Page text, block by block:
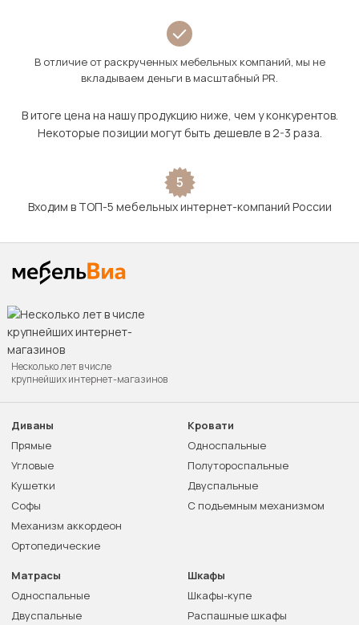
В отличие от раскрученных мебельных компаний, мы не
вкладываем деньги в масштабный PR.
В итоге цена на нашу продукцию ниже, чем у конкурентов.
Некоторые позиции могут быть дешевле в 2-3 раза.
5
Входим в ТОП-5 мебельных интернет-компаний России
Несколько лет в числе
крупнейших интернет-магазинов
Диваны
Прямые
Угловые
Кушетки
Софы
Механизм аккордеон
Ортопедические
Кровати
Односпальные
Полутороспальные
Двуспальные
С подъемным механизмом
Матрасы
Односпальные
Двуспальные
Шкафы
Шкафы-купе
Распашные шкафы